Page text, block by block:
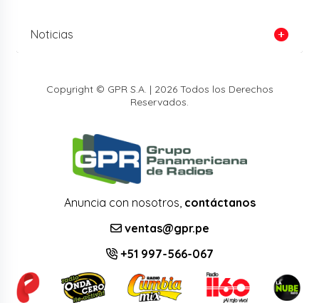
Noticias
Copyright © GPR S.A. | 2026 Todos los Derechos
Reservados.
Anuncia con nosotros, contáctanos
ventas@gpr.pe
+51 997-566-067